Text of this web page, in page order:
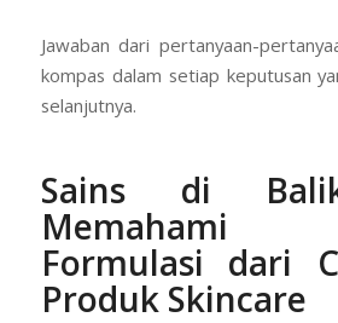
Jawaban dari pertanyaan-
kompas dalam setiap keputusan
selanjutnya.
Sains di
Memahami
Formulasi dari
Produk Skincare